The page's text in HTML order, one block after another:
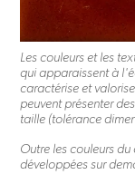
Les couleurs et les
qui apparaissent à
caractérise et
peuvent présenter
taille (tolérance
Outre les couleurs
développées sur